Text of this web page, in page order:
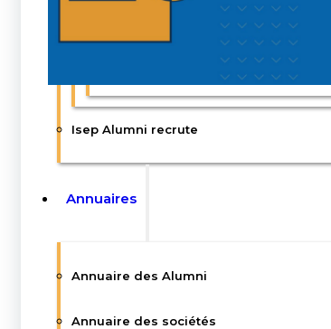
CGE360 : la newsletter de la CGE
Isep Alumni recrute
Annuaires
Annuaire des Alumni
Annuaire des sociétés